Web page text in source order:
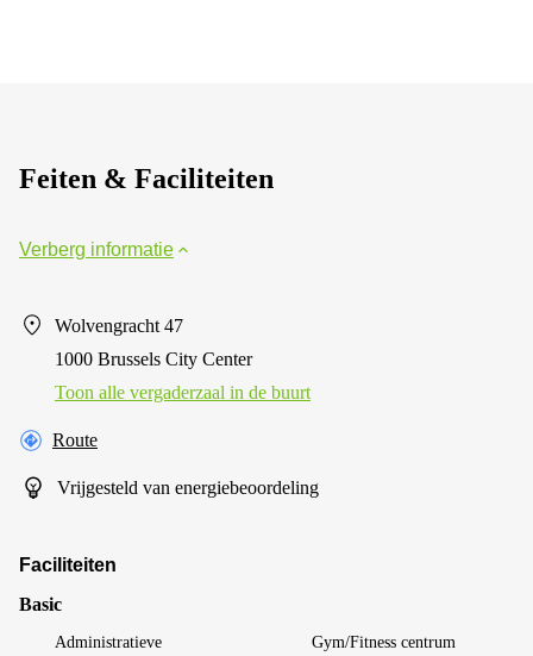
Feiten & Faciliteiten
Verberg informatie
Wolvengracht 47
1000 Brussels City Center
Toon alle vergaderzaal in de buurt
Route
Vrijgesteld van energiebeoordeling
Faciliteiten
Basic
Administratieve
Gym/Fitness centrum